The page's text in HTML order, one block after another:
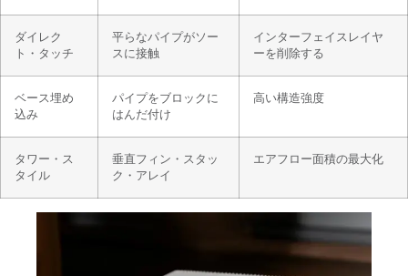
ダイレク
ト・タッチ
平らなパイプがソー
スに接触
インターフェイスレイヤ
ーを削除する
ベース埋め
込み
パイプをブロックに
はんだ付け
高い構造強度
タワー・ス
タイル
垂直フィン・スタッ
ク・アレイ
エアフロー面積の最大化